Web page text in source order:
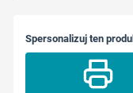
Spersonalizuj ten